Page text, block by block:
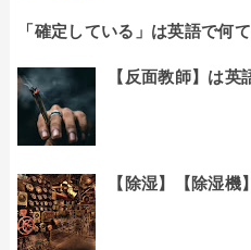
「確定している」は英語で何
【反面教師】は英
【除湿】【除湿機